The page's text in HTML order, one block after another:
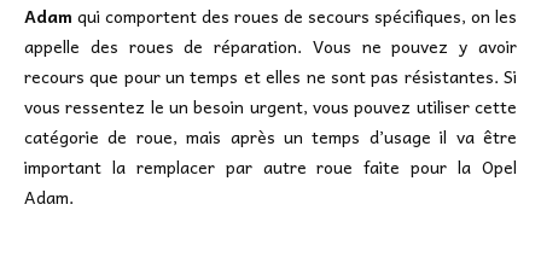
Adam qui comportent des roues de secours spécifiques, on les
appelle des roues de réparation. Vous ne pouvez y avoir
recours que pour un temps et elles ne sont pas résistantes. Si
vous ressentez le un besoin urgent, vous pouvez utiliser cette
catégorie de roue, mais après un temps d’usage il va être
important la remplacer par autre roue faite pour la Opel
Adam.